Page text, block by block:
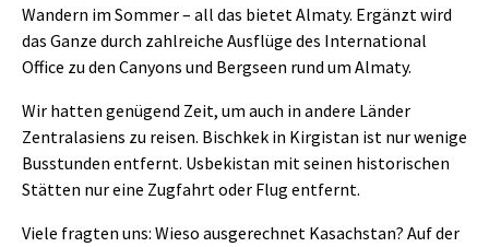
Wandern im Sommer – all das bietet Almaty. Ergänzt wird
das Ganze durch zahlreiche Ausflüge des International
Office zu den Canyons und Bergseen rund um Almaty.
Wir hatten genügend Zeit, um auch in andere Länder
Zentralasiens zu reisen. Bischkek in Kirgistan ist nur wenige
Busstunden entfernt. Usbekistan mit seinen historischen
Stätten nur eine Zugfahrt oder Flug entfernt.
Viele fragten uns: Wieso ausgerechnet Kasachstan? Auf der